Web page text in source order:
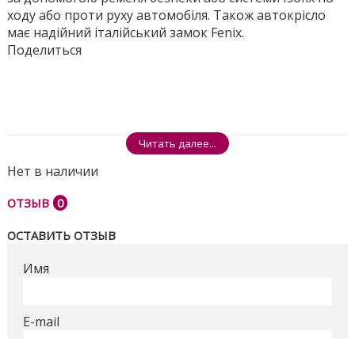
ходу або проти руху автомобіля. Також автокрісло
має надійний італійський замок Fenix.
Поделиться
Читать далее...
Нет в наличии
ОТЗЫВ 0
ОСТАВИТЬ ОТЗЫВ
Имя
E-mail